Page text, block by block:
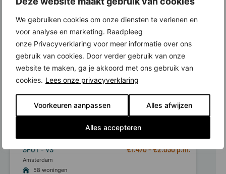
We gebruiken cookies om onze diensten te verlenen en
voor analyse en marketing. Raadpleeg
onze Privacyverklaring voor meer informatie over ons
gebruik van cookies. Door verder gebruik van onze
website te maken, ga je akkoord met ons gebruik van
cookies. Lees onze privacyverklaring
Voorkeuren aanpassen Alles afwijzen
Alles accepteren
SPOT - VS
Amsterdam
€1.470 - €2.030
58 woningen